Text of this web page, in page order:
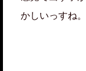
かしいっすね。